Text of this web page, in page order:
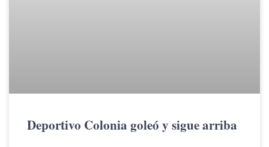
Deportivo Colonia goleó y sigue arriba